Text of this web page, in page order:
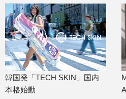
韓国発「TECH SKIN」国内
本格始動